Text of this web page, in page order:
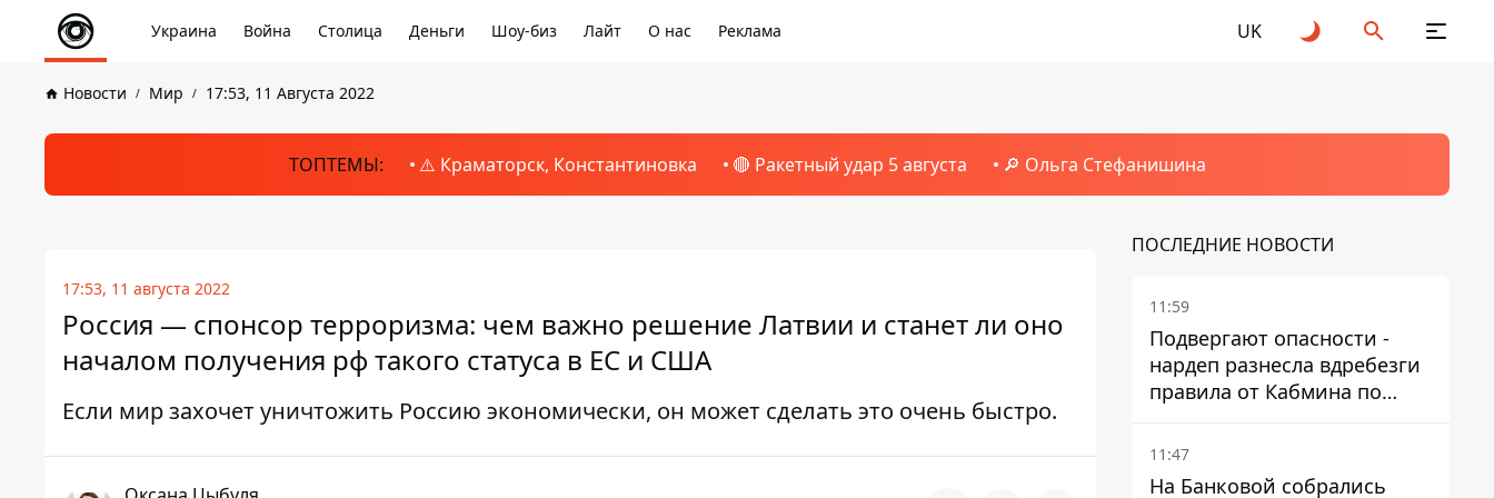
Украина Война Столица Деньги Шоу-биз Лайт О нас Реклама UK
Новости Мир 17:53, 11 Августа 2022
ТОПТЕМЫ: ⚠️ Краматорск, Константиновка 🔴 Ракетный удар 5 августа 🔎 Ольга Стефанишина
17:53, 11 августа 2022
Россия — спонсор терроризма: чем важно решение Латвии и станет ли оно
началом получения рф такого статуса в ЕС и США
Если мир захочет уничтожить Россию экономически, он может сделать это очень быстро.
ПОСЛЕДНИЕ НОВОСТИ
11:59
Подвергают опасности -
нардеп разнесла вдребезги
правила от Кабмина по
хранению горючего
11:47
На Банковой собрались